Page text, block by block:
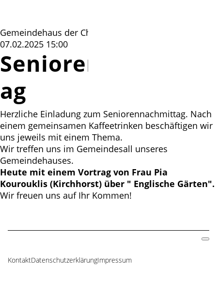
Gemeindehaus der Christophorus-Kirche |
07.02.2025 15:00
Seniorennachmitt
ag
Herzliche Einladung zum Seniorennachmittag. Nach
einem gemeinsamen Kaffeetrinken beschäftigen wir
uns jeweils mit einem Thema.
Wir treffen uns im Gemeindesall unseres
Gemeindehauses.
Heute mit einem Vortrag von Frau Pia
Kourouklis (Kirchhorst) über " Englische Gärten".
Wir freuen uns auf Ihr Kommen!
Navigation
KontaktDatenschutzerklärungImpressum